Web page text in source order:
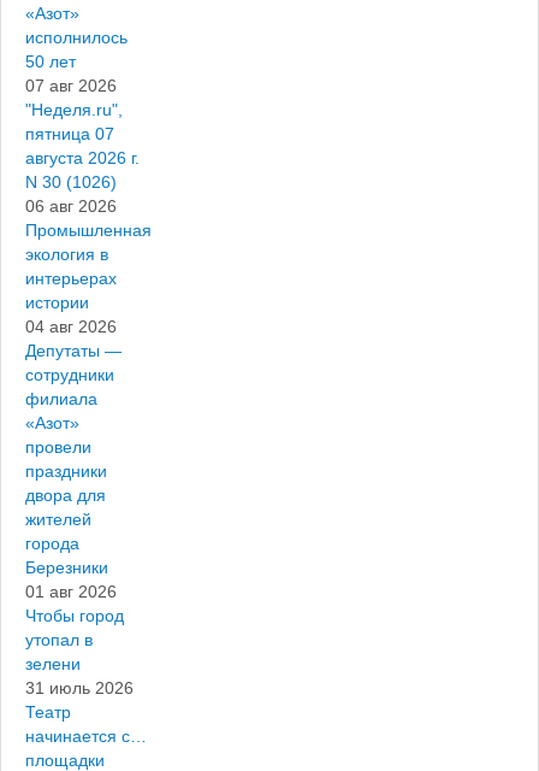
«Азот»
исполнилось
50 лет
07 авг 2026
"Неделя.ru",
пятница 07
августа 2026 г.
N 30 (1026)
06 авг 2026
Промышленная
экология в
интерьерах
истории
04 авг 2026
Депутаты —
сотрудники
филиала
«Азот»
провели
праздники
двора для
жителей
города
Березники
01 авг 2026
Чтобы город
утопал в
зелени
31 июль 2026
Театр
начинается с…
площадки